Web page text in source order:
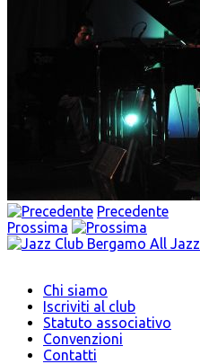
Precedente
Prossima
Chi siamo
Iscriviti al club
Statuto associativo
Convenzioni
Contatti